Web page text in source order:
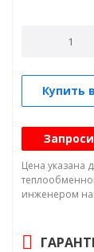
Купить
Цена указана
инженером